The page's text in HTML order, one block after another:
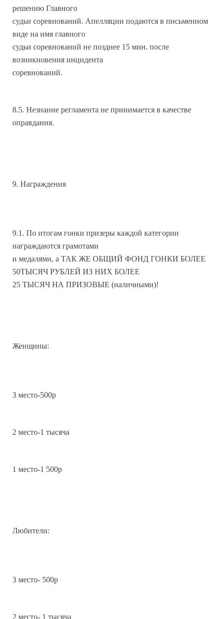
решению Главного
судьи соревнований. Апелляции подаются в письменном
виде на имя главного
судьи соревнований не позднее 15 мин. после
возникновения инцидента
соревнований.
8.5. Незнание регламента не принимается в качестве
оправдания.
9. Награждения
9.1. По итогам гонки призеры каждой категории
награждаются грамотами
и медалями, а ТАК ЖЕ ОБЩИЙ ФОНД ГОНКИ БОЛЕЕ
50ТЫСЯЧ РУБЛЕЙ ИЗ НИХ БОЛЕЕ
25 ТЫСЯЧ НА ПРИЗОВЫЕ (наличными)!
Женщины:
3 место-500р
2 место-1 тысяча
1 место-1 500р
Любители:
3 место- 500р
2 место- 1 тысяча